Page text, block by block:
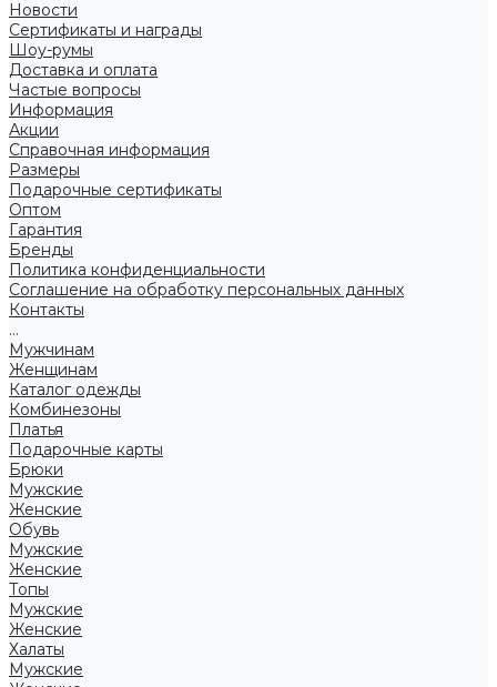
Новости
Сертификаты и награды
Шоу-румы
Доставка и оплата
Частые вопросы
Информация
Акции
Справочная информация
Размеры
Подарочные сертификаты
Оптом
Гарантия
Бренды
Политика конфиденциальности
Соглашение на обработку персональных данных
Контакты
...
Мужчинам
Женщинам
Каталог одежды
Комбинезоны
Платья
Подарочные карты
Брюки
Мужские
Женские
Обувь
Мужские
Женские
Топы
Мужские
Женские
Халаты
Мужские